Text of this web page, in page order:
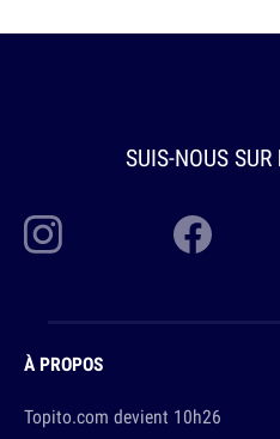
SUIS-NOUS SUR
À PROPOS
Topito.com devient 10h26